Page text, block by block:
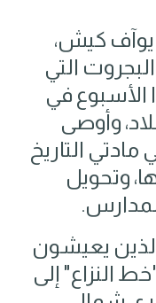
يوآف كيش،
التي
الأسبوع في
وأوصى
مادتي التاريخ
وتحويل
يعيشون
النزاع" إلى